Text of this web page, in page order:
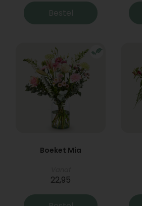
Bestel
Boeket Mia
22,95